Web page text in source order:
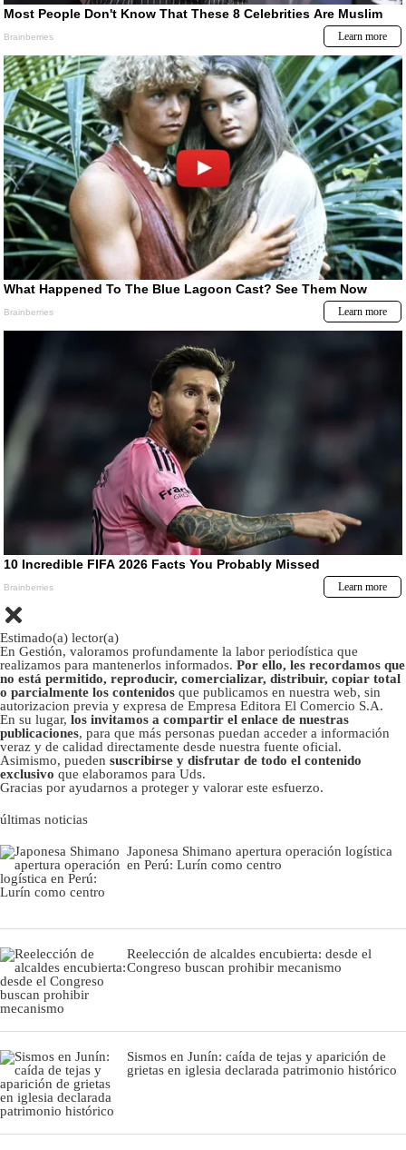
Estimado(a) lector(a)
En Gestión, valoramos profundamente la labor periodística que
realizamos para mantenerlos informados. Por ello, les recordamos que
no está permitido, reproducir, comercializar, distribuir, copiar total
o parcialmente los contenidos que publicamos en nuestra web, sin
autorizacion previa y expresa de Empresa Editora El Comercio S.A.
En su lugar, los invitamos a compartir el enlace de nuestras
publicaciones, para que más personas puedan acceder a información
veraz y de calidad directamente desde nuestra fuente oficial.
Asimismo, pueden suscribirse y disfrutar de todo el contenido
exclusivo que elaboramos para Uds.
Gracias por ayudarnos a proteger y valorar este esfuerzo.
últimas noticias
Japonesa Shimano apertura operación logística
en Perú: Lurín como centro
Reelección de alcaldes encubierta: desde el
Congreso buscan prohibir mecanismo
Sismos en Junín: caída de tejas y aparición de
grietas en iglesia declarada patrimonio histórico